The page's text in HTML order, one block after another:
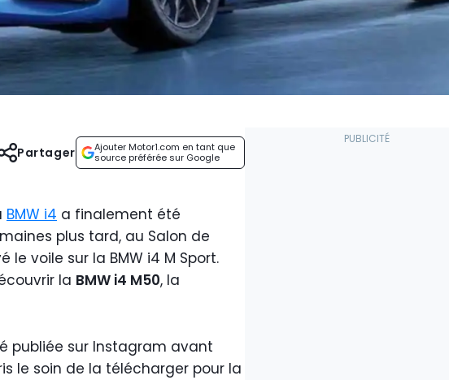
Ajouter Motor1.com en tant que
source préférée sur Google
Partager
BMW i4 a finalement été
plus tard, au Salon de
voile sur la BMW i4 M Sport.
la BMW i4 M50, la
publiée sur Instagram avant
le soin de la télécharger pour la